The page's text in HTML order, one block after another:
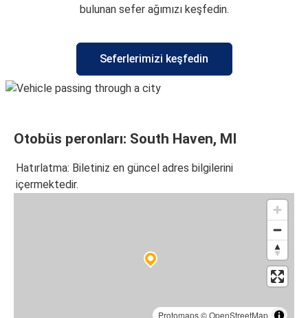
bulunan sefer ağımızı keşfedin.
Seferlerimizi keşfedin
Otobüs peronları: South Haven, MI
Hatırlatma: Biletiniz en güncel adres bilgilerini
içermektedir.
Protomaps©OpenStreetMap